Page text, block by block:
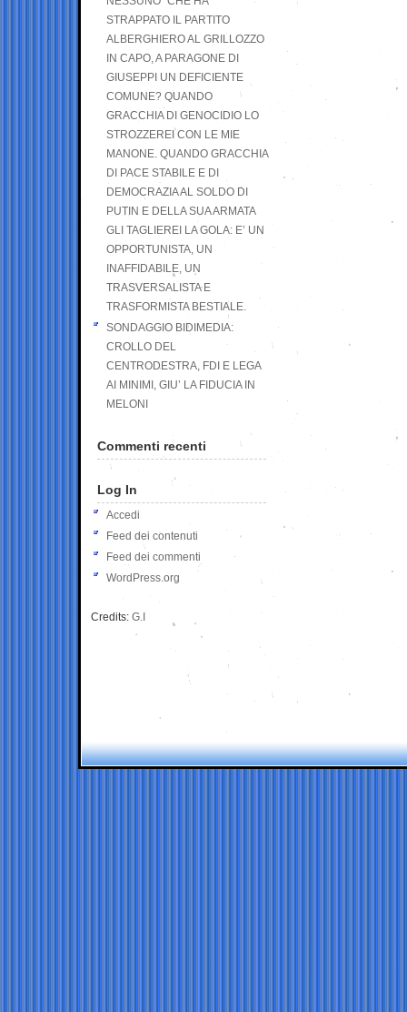
STRAPPATO IL PARTITO
ALBERGHIERO AL GRILLOZZO
IN CAPO, A PARAGONE DI
GIUSEPPI UN DEFICIENTE
COMUNE? QUANDO
GRACCHIA DI GENOCIDIO LO
STROZZEREI CON LE MIE
MANONE. QUANDO GRACCHIA
DI PACE STABILE E DI
DEMOCRAZIA AL SOLDO DI
PUTIN E DELLA SUA ARMATA
GLI TAGLIEREI LA GOLA: E’ UN
OPPORTUNISTA, UN
INAFFIDABILE, UN
TRASVERSALISTA E
TRASFORMISTA BESTIALE.
SONDAGGIO BIDIMEDIA:
CROLLO DEL
CENTRODESTRA, FDI E LEGA
AI MINIMI, GIU’ LA FIDUCIA IN
MELONI
Commenti recenti
Log In
Accedi
Feed dei contenuti
Feed dei commenti
WordPress.org
Credits: G.I